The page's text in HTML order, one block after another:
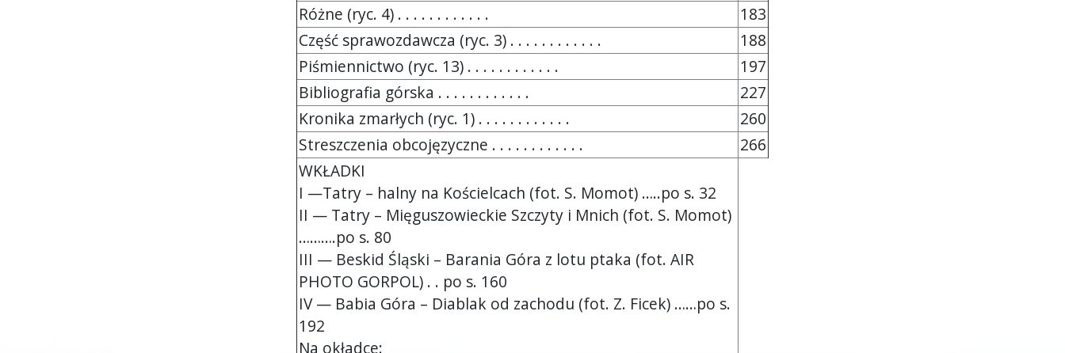
Różne (ryc. 4) . . . . . . . . . . . .
183
Część sprawozdawcza (ryc. 3) . . . . . . . . . . . .
188
Piśmiennictwo (ryc. 13) . . . . . . . . . . . .
197
Bibliografia górska . . . . . . . . . . . .
227
Kronika zmarłych (ryc. 1) . . . . . . . . . . . .
260
Streszczenia obcojęzyczne . . . . . . . . . . . .
266
WKŁADKI
I —Tatry – halny na Kościelcach (fot. S. Momot) …..po s. 32
II — Tatry – Mięguszowieckie Szczyty i Mnich (fot. S. Momot)
……….po s. 80
III — Beskid Śląski – Barania Góra z lotu ptaka (fot. AIR
PHOTO GORPOL) . . po s. 160
IV — Babia Góra – Diablak od zachodu (fot. Z. Ficek) ……po s.
192
Na okładce: